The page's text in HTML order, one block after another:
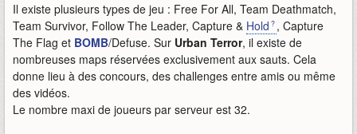
Il existe plusieurs types de jeu : Free For All, Team Deathmatch,
Team Survivor, Follow The Leader, Capture & Hold , Capture
The Flag et BOMB/Defuse. Sur Urban Terror, il existe de
nombreuses maps réservées exclusivement aux sauts. Cela
donne lieu à des concours, des challenges entre amis ou même
des vidéos.
Le nombre maxi de joueurs par serveur est 32.